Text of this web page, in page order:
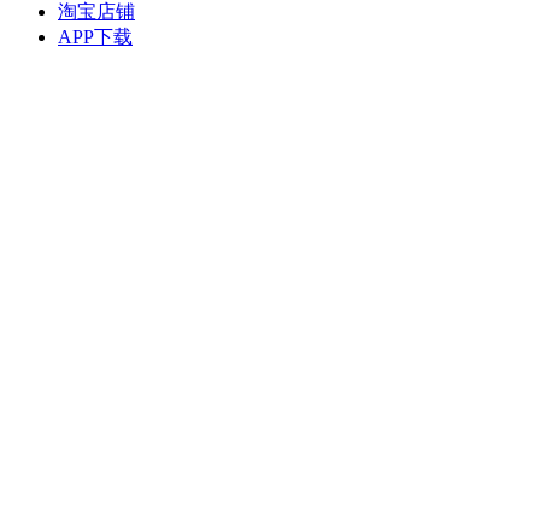
淘宝店铺
APP下载